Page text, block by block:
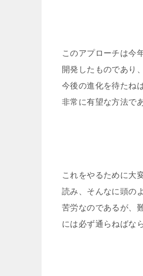
このアプローチは今
開発したものであり
今後の進化を待たね
非常に有望な方法で
これをやるために大
読み、そんなに頭の
苦労なのであるが、
には必ず通らねばな